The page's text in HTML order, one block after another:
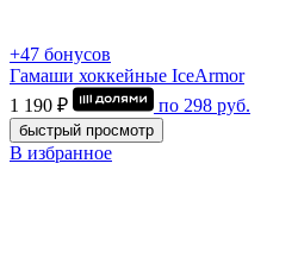
+47 бонусов
Гамаши хоккейные IceArmor
1 190 ₽
по 298 руб.
быстрый просмотр
В избранное